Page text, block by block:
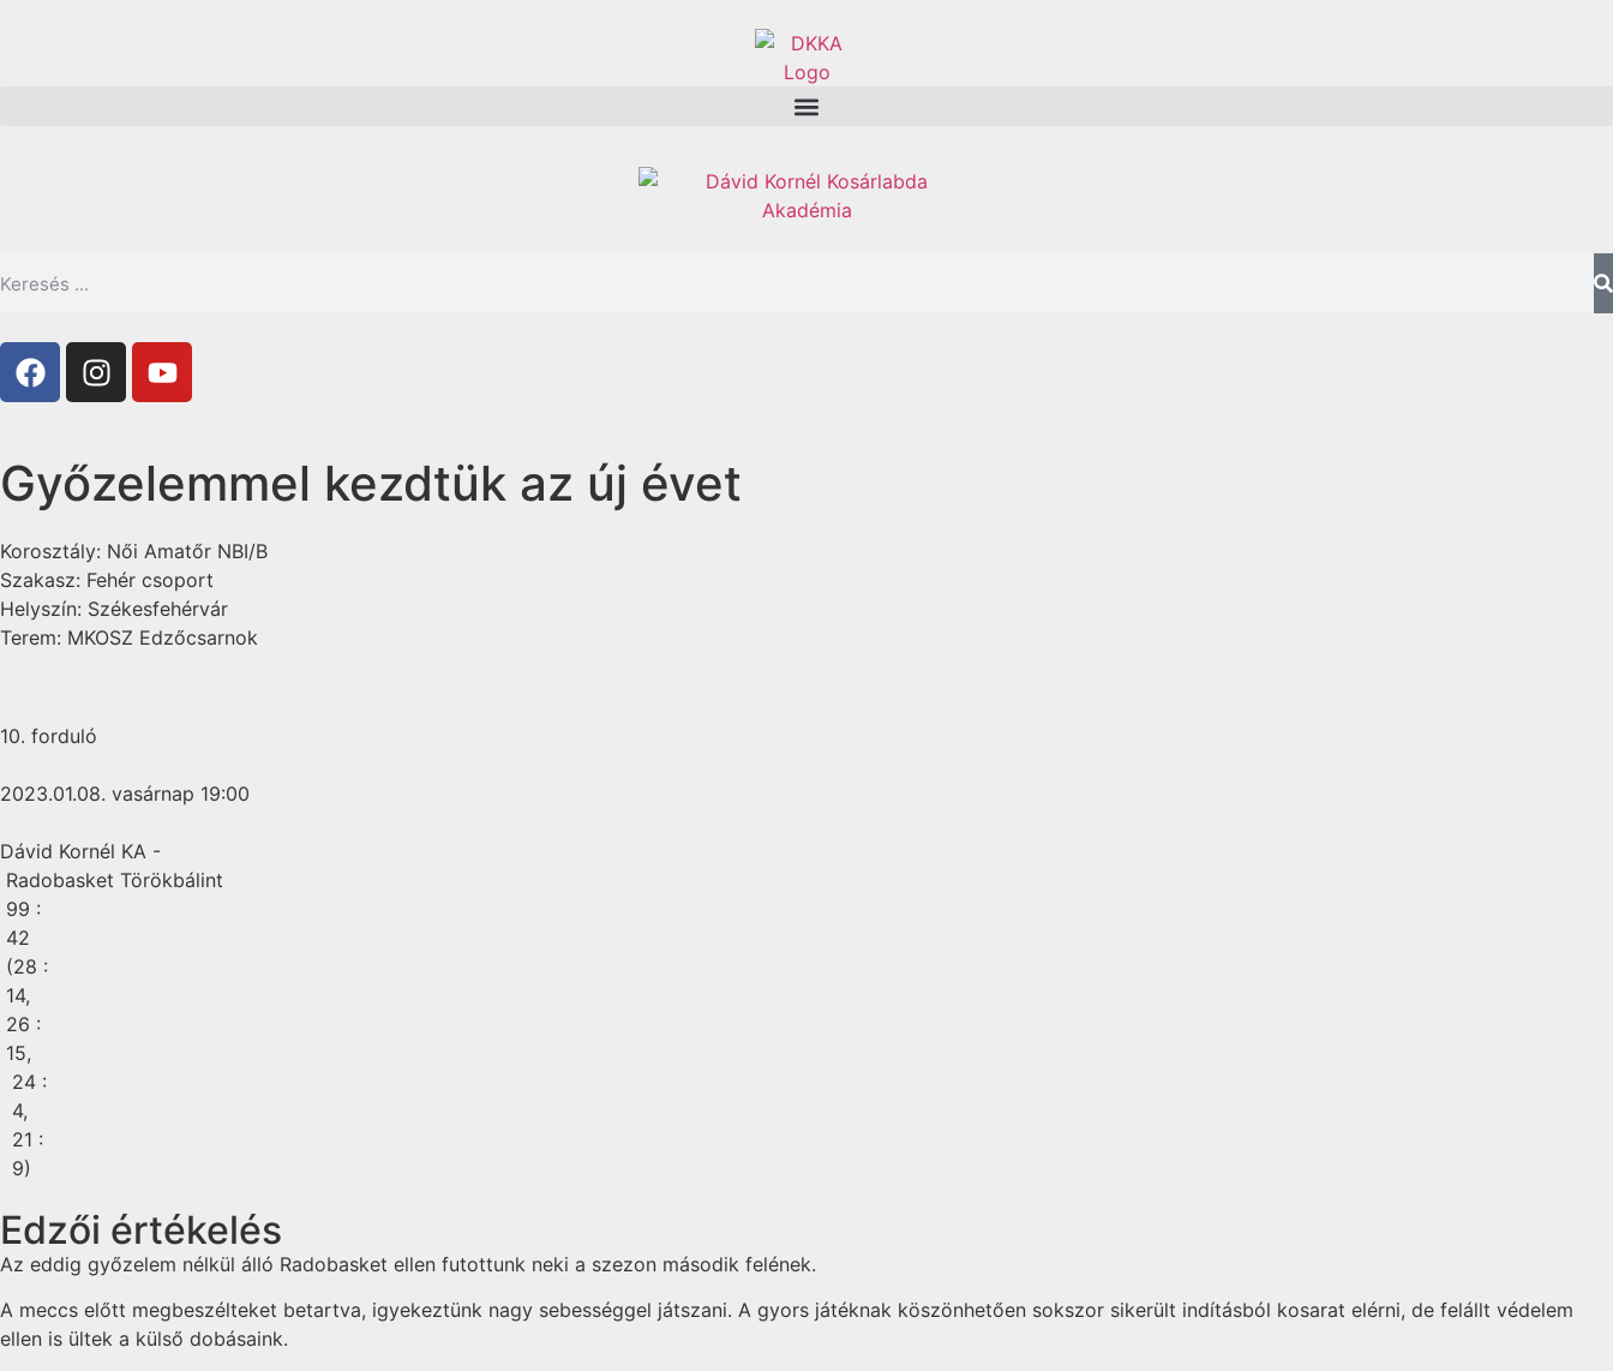
Győzelemmel kezdtük az új évet
Korosztály: Női Amatőr NBI/B
Szakasz: Fehér csoport
Helyszín: Székesfehérvár
Terem: MKOSZ Edzőcsarnok
10. forduló
2023.01.08. vasárnap 19:00
Dávid Kornél KA -
Radobasket Törökbálint
99 :
42
(28 :
14,
26 :
15,
24 :
4,
21 :
9)
Edzői értékelés
Az eddig győzelem nélkül álló Radobasket ellen futottunk neki a szezon második felének.
A meccs előtt megbeszélteket betartva, igyekeztünk nagy sebességgel játszani. A gyors játéknak köszönhetően sokszor sikerült indításból kosarat elérni, de felállt védelem
ellen is ültek a külső dobásaink.